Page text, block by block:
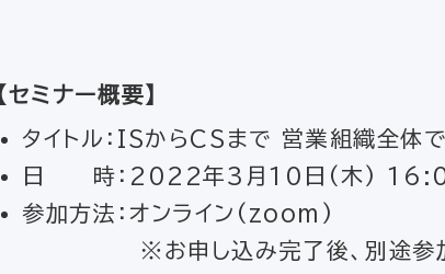
【セミナー概要】
タイトル：ISからCSまで 営業組織全体
日 時：2022年3月10日(木)
参加方法：オンライン(zoom)
※お申し込み完了後、別途参加方